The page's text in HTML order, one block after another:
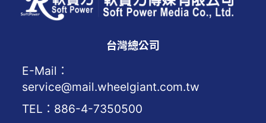
台灣總公司
E-Mail：
service@mail.wheelgiant.com.tw
TEL：886-4-7350500